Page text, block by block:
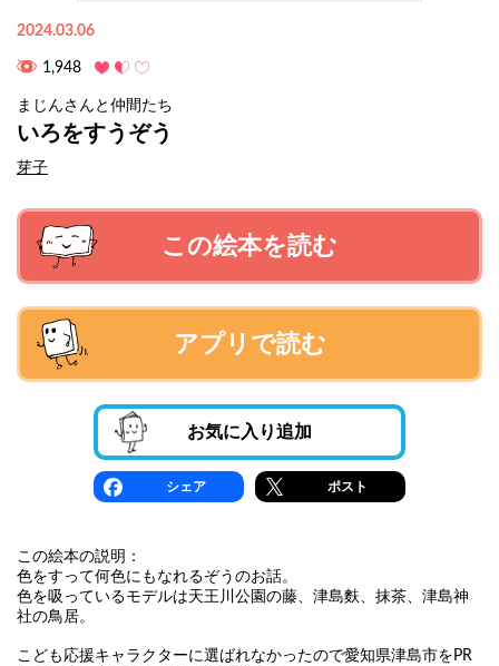
2024.03.06
1,948
まじんさんと仲間たち
いろをすうぞう
芽子
この絵本を読む
アプリで読む
お気に入り追加
シェア ポスト
この絵本の説明：
色をすって何色にもなれるぞうのお話。
色を吸っているモデルは天王川公園の藤、津島麩、抹茶、津島神
社の鳥居。
こども応援キャラクターに選ばれなかったので愛知県津島市をPR